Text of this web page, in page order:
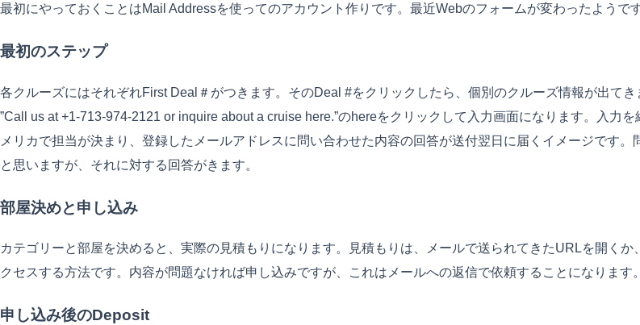
最初にやっておくことはMail Addressを使ってのアカウント作りです。最近Webのフォームが変わったようで
最初のステップ
各クルーズにはそれぞれFirst Deal＃がつきます。そのDeal #をクリックしたら、個別のクルーズ情報が出てき
”Call us at +1-713-974-2121 or inquire about a cruise here.”のhereをクリックして入力画面になります。入力
メリカで担当が決まり、登録したメールアドレスに問い合わせた内容の回答が送付翌日に届くイメージです
と思いますが、それに対する回答がきます。
部屋決めと申し込み
カテゴリーと部屋を決めると、実際の見積もりになります。見積もりは、メールで送られてきたURLを開く
クセスする方法です。内容が問題なければ申し込みですが、これはメールへの返信で依頼することになります。
申し込み後のDeposit